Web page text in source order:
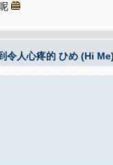
令人心疼的 ひめ (Hi